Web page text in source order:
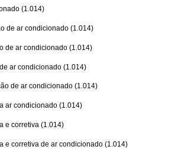
(1.014)
de ar condicionado (1.014)
de ar condicionado (1.014)
ar condicionado (1.014)
de ar condicionado (1.014)
ar condicionado (1.014)
e corretiva (1.014)
e corretiva de ar condicionado (1.014)